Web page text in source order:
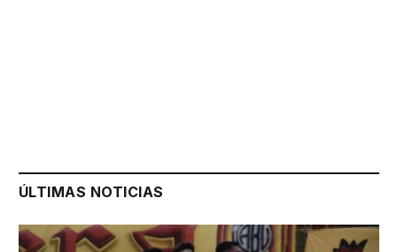
ÚLTIMAS NOTICIAS